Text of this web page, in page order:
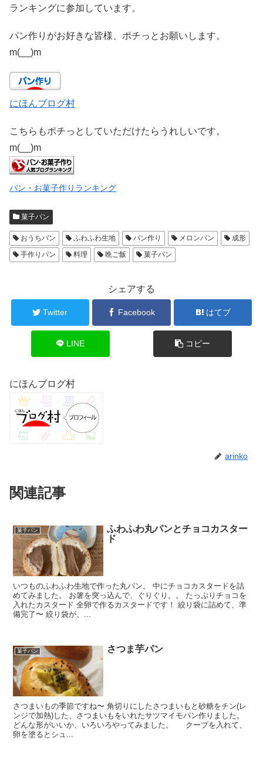
ランキングに参加しています。
パン作りがお好きな皆様、ポチっとお願いします。
m(__)m
にほんブログ村
こちらもポチっとしていただけたらうれしいです。
m(__)m
パン・お菓子作りランキング
菓子パン
おうちパン ふわふわ生地 パン作り メロンパン
成形
手作りパン
料理 晩ご飯 菓子パン
シェアする
Twitter Facebook はてブ
LINE コピー
にほんブログ村
arinko
関連記事
菓子パン
ふわふわ丸パンとチョコカスター
ド
いつものふわふわ生地で作った丸パン。 中にチョコカスタードを詰
めてみました。 お箸を突っ込んで、ぐりぐり。。 たっぷりチョコを
入れたカスタード 全卵で作るカスタードです！ 絞り袋に詰めて、準
備完了〜 絞り袋が、...
菓子パン さつま芋パン
さつまいもの季節ですね〜 角切りにしたさつまいもと砂糖をチン(レ
ンジで加熱)した、さつまいもをいれたサツマイモパン作りました。
どんな形がいいか、いろいろやってみました。 クープを入れて、
卵を塗るとシュ...